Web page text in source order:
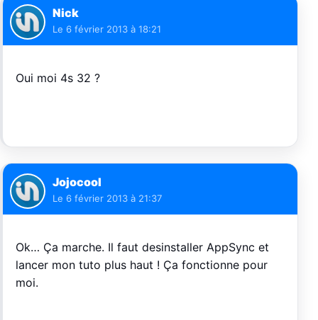
Nick
Le 6 février 2013 à 18:21
Oui moi 4s 32 ?
Jojocool
Le 6 février 2013 à 21:37
Ok… Ça marche. Il faut desinstaller AppSync et
lancer mon tuto plus haut ! Ça fonctionne pour
moi.